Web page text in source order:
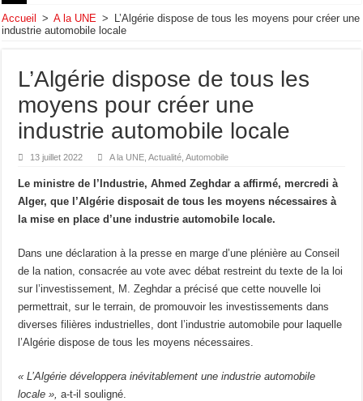
Accueil > A la UNE >
L’Algérie dispose de tous les moyens pour créer une
industrie automobile locale
L’Algérie dispose de tous les
moyens pour créer une
industrie automobile locale
13 juillet 2022 A la UNE ,Actualité ,Automobile
Le ministre de l’Industrie, Ahmed Zeghdar a affirmé, mercredi à
Alger, que l’Algérie disposait de tous les moyens nécessaires à
la mise en place d’une industrie automobile locale.
Dans une déclaration à la presse en marge d’une plénière au Conseil
de la nation, consacrée au vote avec débat restreint du texte de la loi
sur l’investissement, M. Zeghdar a précisé que cette nouvelle loi
permettrait, sur le terrain, de promouvoir les investissements dans
diverses filières industrielles, dont l’industrie automobile pour laquelle
l’Algérie dispose de tous les moyens nécessaires.
« L’Algérie développera inévitablement une industrie automobile
locale », a-t-il souligné.